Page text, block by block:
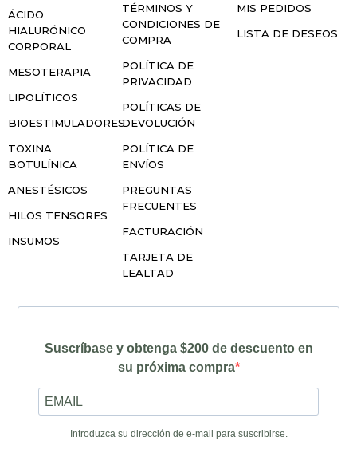
ÁCIDO
HIALURÓNICO
CORPORAL
MESOTERAPIA
LIPOLÍTICOS
BIOESTIMULADORES
TOXINA
BOTULÍNICA
ANESTÉSICOS
HILOS TENSORES
INSUMOS
TÉRMINOS Y
CONDICIONES DE
COMPRA
POLÍTICA DE
PRIVACIDAD
POLÍTICAS DE
DEVOLUCIÓN
POLÍTICA DE
ENVÍOS
PREGUNTAS
FRECUENTES
FACTURACIÓN
TARJETA DE
LEALTAD
MIS PEDIDOS
LISTA DE DESEOS
Suscríbase y obtenga $200 de descuento en
su próxima compra
Introduzca su dirección de e-mail para suscribirse.